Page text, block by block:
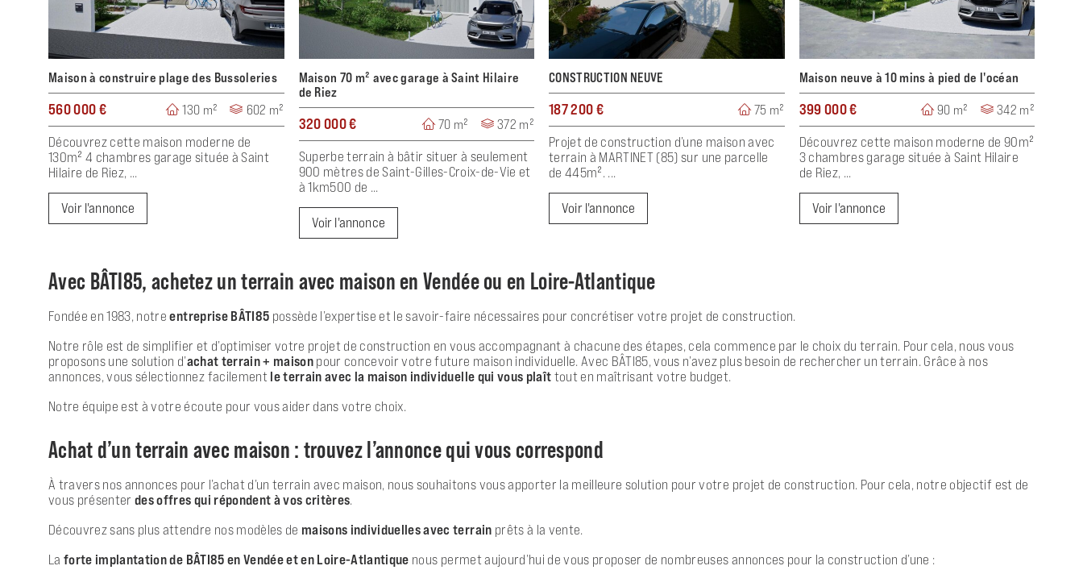
Maison à construire plage des Bussoleries
560 000 € 130 m² 602 m²
Découvrez cette maison moderne de
130m² 4 chambres garage située à Saint
Hilaire de Riez, ...
Voir l'annonce
Maison 70 m² avec garage à Saint Hilaire
de Riez
320 000 € 70 m² 372 m²
Superbe terrain à bâtir situer à seulement
900 mètres de Saint-Gilles-Croix-de-Vie et
à 1km500 de ...
Voir l'annonce
CONSTRUCTION NEUVE
187 200 € 75 m²
Projet de construction d’une maison avec
terrain à MARTINET (85) sur une parcelle
de 445m². ...
Voir l'annonce
Maison neuve à 10 mins à pied de l'océan
399 000 € 90 m² 342 m²
Découvrez cette maison moderne de 90m²
3 chambres garage située à Saint Hilaire
de Riez, ...
Voir l'annonce
Avec BÂTI85, achetez un terrain avec maison en Vendée ou en Loire-Atlantique
Fondée en 1983, notreentreprise BÂTI85 possède l’expertise et le savoir-faire nécessaires pour concrétiser votre projet de construction.
Notre rôle est de simplifier et d’optimiser votre projet de construction en vous accompagnant à chacune des étapes, cela commence par le choix du terrain. Pour cela, nous vous
proposons une solution d’achat terrain + maisonpour concevoir votre future maison individuelle. Avec BÂTI85, vous n’avez plus besoin de rechercher un terrain. Grâce à nos
annonces, vous sélectionnez facilement le terrain avec la maison individuelle qui vous plaît tout en maîtrisant votre budget.
Notre équipe est à votre écoute pour vous aider dans votre choix.
Achat d’un terrain avec maison : trouvez l’annonce qui vous correspond
À travers nos annonces pour l’achat d’un terrain avec maison, nous souhaitons vous apporter la meilleure solution pour votre projet de construction. Pour cela, notre objectif est de
vous présenterdes offres qui répondent à vos critères.
Découvrez sans plus attendre nos modèles de maisons individuelles avec terrain prêts à la vente.
La forte implantation de BÂTI85 en Vendée et en Loire-Atlantique nous permet aujourd’hui de vous proposer de nombreuses annonces pour la construction d’une :